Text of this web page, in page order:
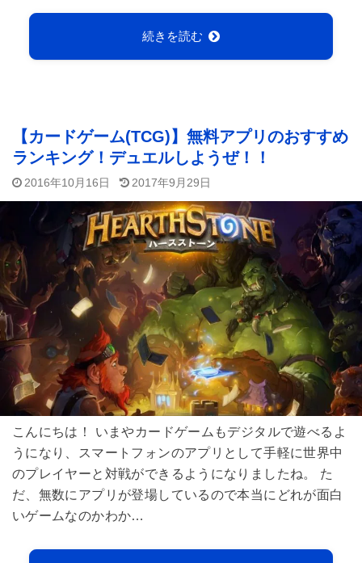
続きを読む
【カードゲーム(TCG)】無料アプリのおすすめ
ランキング！デュエルしようぜ！！
2016年10月16日 2017年9月29日
こんにちは！ いまやカードゲームもデジタルで遊べるよ
うになり、スマートフォンのアプリとして手軽に世界中
のプレイヤーと対戦ができるようになりましたね。 た
だ、無数にアプリが登場しているので本当にどれが面白
いゲームなのかわか…